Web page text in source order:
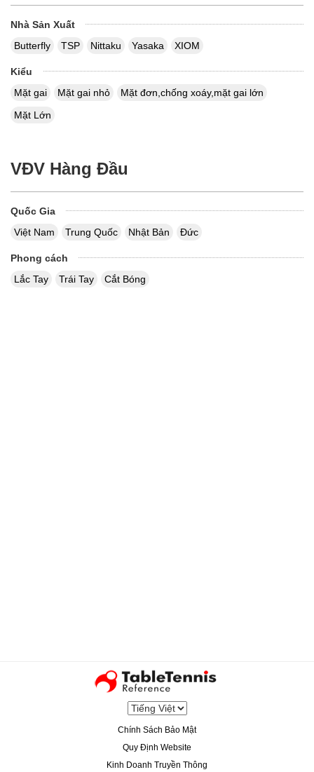
Nhà Sản Xuất
Butterfly
TSP Nittaku Yasaka XIOM
Kiểu
Mặt gai
Mặt gai nhỏ
Mặt đơn,chống xoáy,mặt gai lớn
Mặt Lớn
VĐV Hàng Đầu
Quốc Gia
Việt Nam
Trung Quốc Nhật Bản Đức
Phong cách
Lắc Tay
Trái Tay Cắt Bóng
Chính Sách Bảo Mật
Quy Định Website
Kinh Doanh Truyền Thông